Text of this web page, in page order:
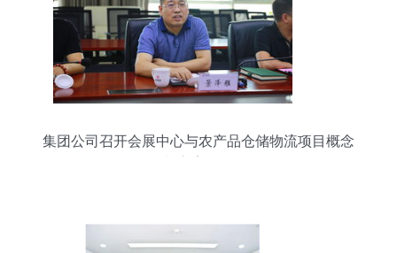
集团公司召开会展中心与农产品仓储物流项目概念